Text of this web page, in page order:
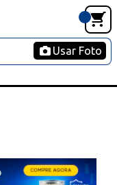
Usar Foto